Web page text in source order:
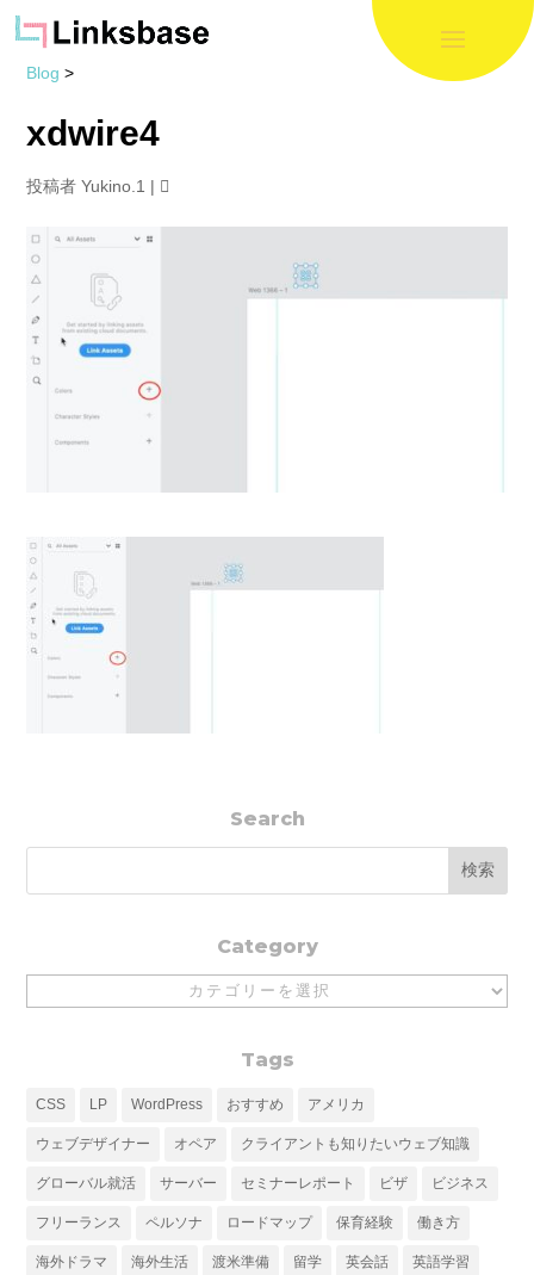
Blog >
xdwire4
投稿者Yukino.1 |
Search
Category
Tags
CSS LP WordPress おすすめ アメリカ
ウェブデザイナー オペア クライアントも知りたいウェブ知識
グローバル就活 サーバー セミナーレポート ビザ ビジネス
フリーランス ペルソナ ロードマップ 保育経験 働き方
海外ドラマ 海外生活 渡米準備 留学 英会話 英語学習